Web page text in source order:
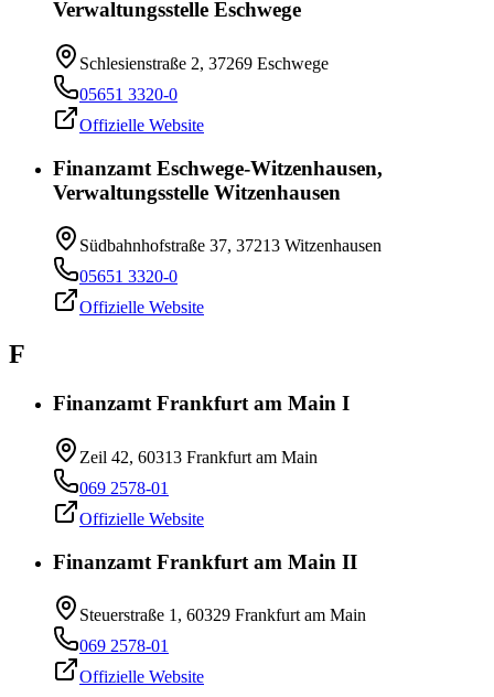
Verwaltungsstelle Eschwege
Schlesienstraße 2, 37269 Eschwege
05651 3320-0
Offizielle Website
Finanzamt Eschwege-Witzenhausen,
Verwaltungsstelle Witzenhausen
Südbahnhofstraße 37, 37213 Witzenhausen
05651 3320-0
Offizielle Website
F
Finanzamt Frankfurt am Main I
Zeil 42, 60313 Frankfurt am Main
069 2578-01
Offizielle Website
Finanzamt Frankfurt am Main II
Steuerstraße 1, 60329 Frankfurt am Main
069 2578-01
Offizielle Website